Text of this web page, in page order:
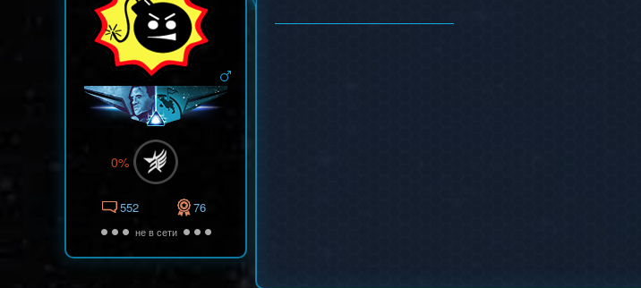
0%
552 76
не в сети